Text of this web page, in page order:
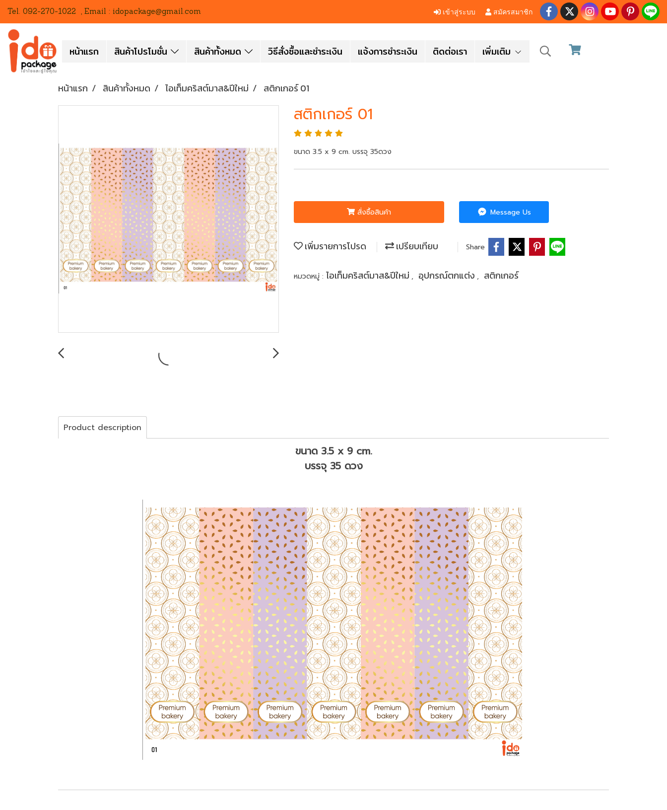
Tel. 092-270-1022 , Email : idopackage@gmail.com เข้าสู่ระบบ สมัครสมาชิก
หน้าแรก สินค้าโปรโมชั่น สินค้าทั้งหมด วิธีสั่งซื้อและชำระเงิน แจ้งการชำระเงิน ติดต่อเรา เพิ่มเติม
หน้าแรก สินค้าทั้งหมด ไอเท็มคริสต์มาส&ปีใหม่ สติกเกอร์ 01
สติกเกอร์ 01
ขนาด 3.5 x 9 cm. บรรจุ 35ดวง
สั่งซื้อสินค้า Message Us
เพิ่มรายการโปรด เปรียบเทียบ Share
หมวดหมู่ : ไอเท็มคริสต์มาส&ปีใหม่ , อุปกรณ์ตกแต่ง , สติกเกอร์
Product description
ขนาด 3.5 x 9 cm.
บรรจุ 35 ดวง